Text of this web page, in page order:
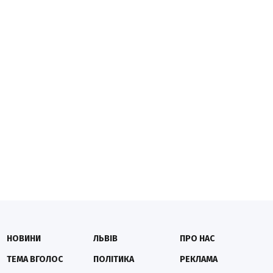
НОВИНИ
ТЕМА ВГОЛОС
ЛЬВІВ
ПОЛІТИКА
ПРО НАС
РЕКЛАМА